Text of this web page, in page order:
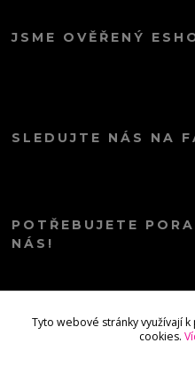
JSME OVĚŘENÝ
SLEDUJTE NÁS NA
POTŘEBUJETE
NÁS!
Tyto webové stránky využívají
cookies.